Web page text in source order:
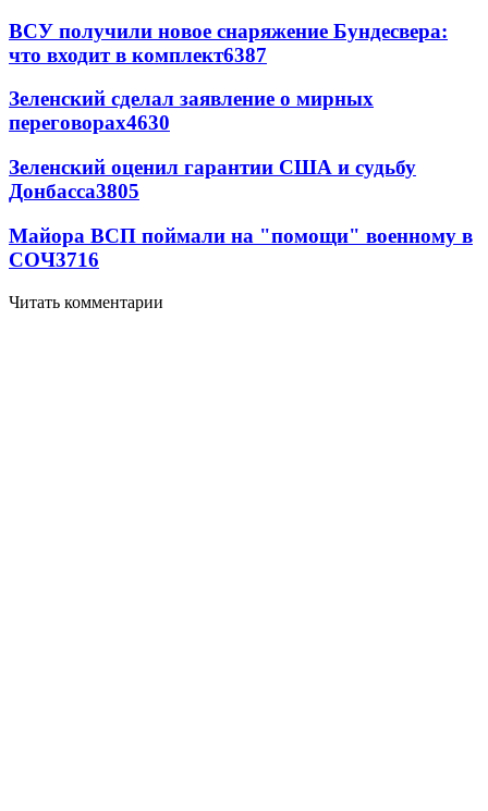
ВСУ получили новое снаряжение Бундесвера:
что входит в комплект6387
Зеленский сделал заявление о мирных
переговорах4630
Зеленский оценил гарантии США и судьбу
Донбасса3805
Майора ВСП поймали на "помощи" военному в
СОЧ3716
Читать комментарии